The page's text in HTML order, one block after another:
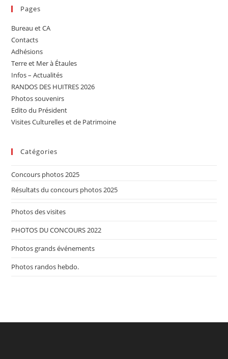
Pages
Bureau et CA
Contacts
Adhésions
Terre et Mer à Étaules
Infos – Actualités
RANDOS DES HUITRES 2026
Photos souvenirs
Edito du Président
Visites Culturelles et de Patrimoine
Catégories
Concours photos 2025
Résultats du concours photos 2025
Photos des visites
PHOTOS DU CONCOURS 2022
Photos grands événements
Photos randos hebdo.